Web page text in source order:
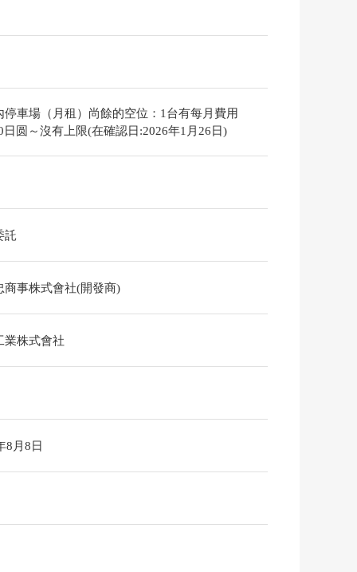
停車場（月租）尚餘的空位：1台有每月費用
日圆～沒有上限(在確認日:2026年1月26日)
託
商事株式會社(開發商)
業株式會社
8月8日